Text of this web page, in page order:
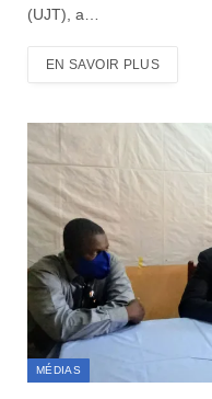
(UJT), a…
EN SAVOIR PLUS
MÉDIAS